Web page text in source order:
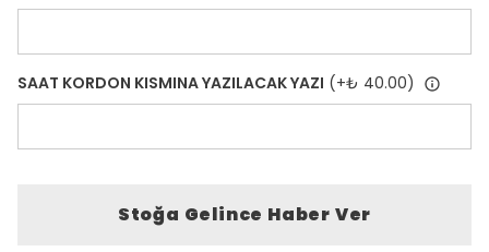
SAAT KORDON KISMINA YAZILACAK YAZI (+₺ 40.00)
Stoğa Gelince Haber Ver